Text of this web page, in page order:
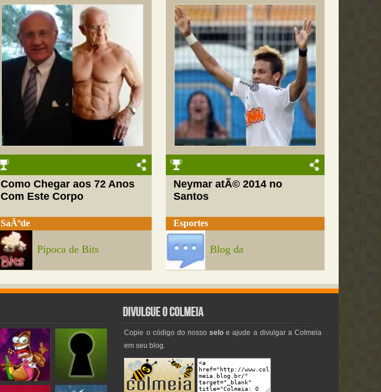
Como Chegar aos 72 Anos
Com Este Corpo
SaÃºde
Pipoca de Bits
Neymar atÃ© 2014 no
Santos
Esportes
Blog da
Copie o código do nossoselo e ajude a divulgar a Colmeia
em seu blog.